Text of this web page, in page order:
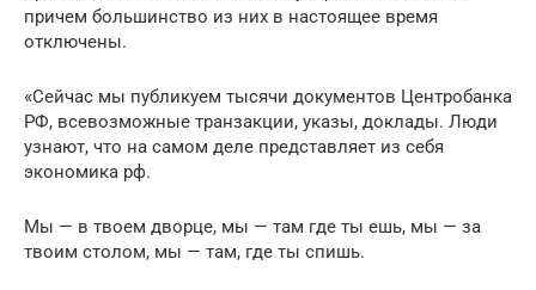
причем большинство из них в настоящее время
отключены.
«Сейчас мы публикуем тысячи документов Центробанка
РФ, всевозможные транзакции, указы, доклады. Люди
узнают, что на самом деле представляет из себя
экономика рф.
Мы — в твоем дворце, мы — там где ты ешь, мы — за
твоим столом, мы — там, где ты спишь.